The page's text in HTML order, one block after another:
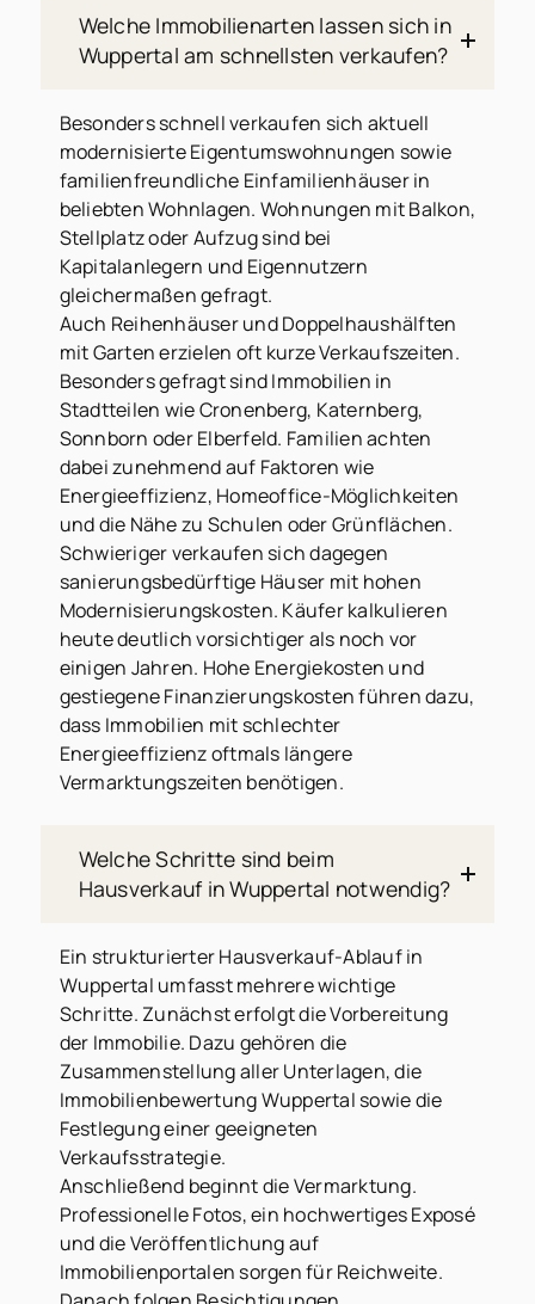
Welche Immobilienarten lassen sich in
Wuppertal am schnellsten verkaufen?
Besonders schnell verkaufen sich aktuell
modernisierte Eigentumswohnungen sowie
familienfreundliche Einfamilienhäuser in
beliebten Wohnlagen. Wohnungen mit Balkon,
Stellplatz oder Aufzug sind bei
Kapitalanlegern und Eigennutzern
gleichermaßen gefragt.
Auch Reihenhäuser und Doppelhaushälften
mit Garten erzielen oft kurze Verkaufszeiten.
Besonders gefragt sind Immobilien in
Stadtteilen wie Cronenberg, Katernberg,
Sonnborn oder Elberfeld. Familien achten
dabei zunehmend auf Faktoren wie
Energieeffizienz, Homeoffice-Möglichkeiten
und die Nähe zu Schulen oder Grünflächen.
Schwieriger verkaufen sich dagegen
sanierungsbedürftige Häuser mit hohen
Modernisierungskosten. Käufer kalkulieren
heute deutlich vorsichtiger als noch vor
einigen Jahren. Hohe Energiekosten und
gestiegene Finanzierungskosten führen dazu,
dass Immobilien mit schlechter
Energieeffizienz oftmals längere
Vermarktungszeiten benötigen.
Welche Schritte sind beim
Hausverkauf in Wuppertal notwendig?
Ein strukturierter Hausverkauf-Ablauf in
Wuppertal umfasst mehrere wichtige
Schritte. Zunächst erfolgt die Vorbereitung
der Immobilie. Dazu gehören die
Zusammenstellung aller Unterlagen, die
Immobilienbewertung Wuppertal sowie die
Festlegung einer geeigneten
Verkaufsstrategie.
Anschließend beginnt die Vermarktung.
Professionelle Fotos, ein hochwertiges Exposé
und die Veröffentlichung auf
Immobilienportalen sorgen für Reichweite.